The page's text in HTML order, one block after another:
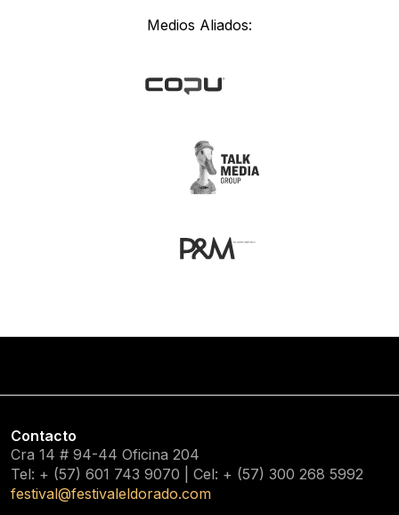
Medios Aliados:
Contacto
Cra 14 # 94-44 Oficina 204
Tel: + (57) 601 743 9070 | Cel: + (57) 300 268 5992
festival@festivaleldorado.com